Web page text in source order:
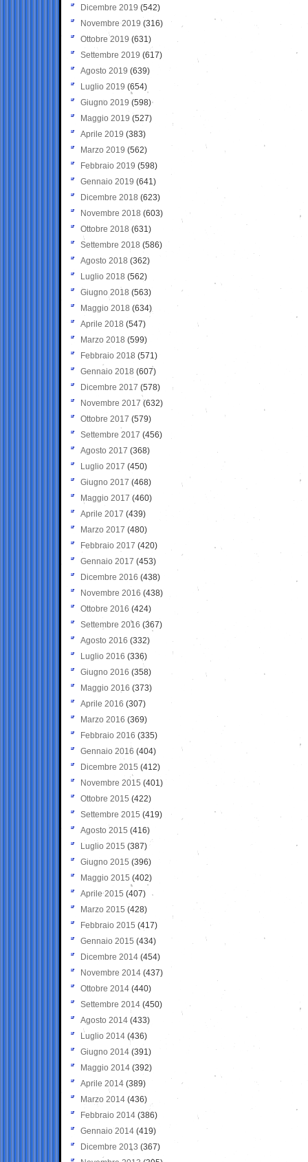
Dicembre 2019 (542)
Novembre 2019 (316)
Ottobre 2019 (631)
Settembre 2019 (617)
Agosto 2019 (639)
Luglio 2019 (654)
Giugno 2019 (598)
Maggio 2019 (527)
Aprile 2019 (383)
Marzo 2019 (562)
Febbraio 2019 (598)
Gennaio 2019 (641)
Dicembre 2018 (623)
Novembre 2018 (603)
Ottobre 2018 (631)
Settembre 2018 (586)
Agosto 2018 (362)
Luglio 2018 (562)
Giugno 2018 (563)
Maggio 2018 (634)
Aprile 2018 (547)
Marzo 2018 (599)
Febbraio 2018 (571)
Gennaio 2018 (607)
Dicembre 2017 (578)
Novembre 2017 (632)
Ottobre 2017 (579)
Settembre 2017 (456)
Agosto 2017 (368)
Luglio 2017 (450)
Giugno 2017 (468)
Maggio 2017 (460)
Aprile 2017 (439)
Marzo 2017 (480)
Febbraio 2017 (420)
Gennaio 2017 (453)
Dicembre 2016 (438)
Novembre 2016 (438)
Ottobre 2016 (424)
Settembre 2016 (367)
Agosto 2016 (332)
Luglio 2016 (336)
Giugno 2016 (358)
Maggio 2016 (373)
Aprile 2016 (307)
Marzo 2016 (369)
Febbraio 2016 (335)
Gennaio 2016 (404)
Dicembre 2015 (412)
Novembre 2015 (401)
Ottobre 2015 (422)
Settembre 2015 (419)
Agosto 2015 (416)
Luglio 2015 (387)
Giugno 2015 (396)
Maggio 2015 (402)
Aprile 2015 (407)
Marzo 2015 (428)
Febbraio 2015 (417)
Gennaio 2015 (434)
Dicembre 2014 (454)
Novembre 2014 (437)
Ottobre 2014 (440)
Settembre 2014 (450)
Agosto 2014 (433)
Luglio 2014 (436)
Giugno 2014 (391)
Maggio 2014 (392)
Aprile 2014 (389)
Marzo 2014 (436)
Febbraio 2014 (386)
Gennaio 2014 (419)
Dicembre 2013 (367)